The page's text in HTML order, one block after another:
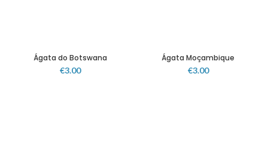
Ágata do Botswana
€3.00
Ágata Moçambique
€3.00